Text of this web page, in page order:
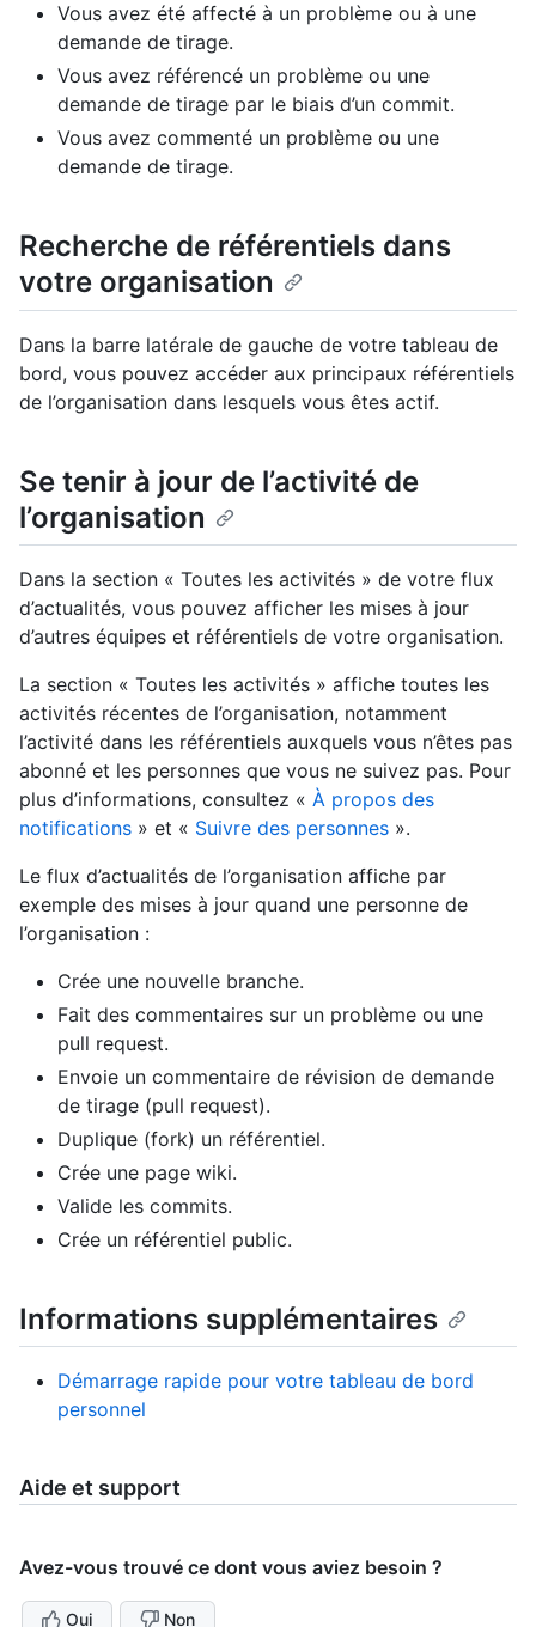
Vous avez été affecté à un problème ou à une
demande de tirage.
Vous avez référencé un problème ou une
demande de tirage par le biais d’un commit.
Vous avez commenté un problème ou une
demande de tirage.
Recherche de référentiels dans
votre organisation
Dans la barre latérale de gauche de votre tableau de
bord, vous pouvez accéder aux principaux référentiels
de l’organisation dans lesquels vous êtes actif.
Se tenir à jour de l’activité de
l’organisation
Dans la section « Toutes les activités » de votre flux
d’actualités, vous pouvez afficher les mises à jour
d’autres équipes et référentiels de votre organisation.
La section « Toutes les activités » affiche toutes les
activités récentes de l’organisation, notamment
l’activité dans les référentiels auxquels vous n’êtes pas
abonné et les personnes que vous ne suivez pas. Pour
plus d’informations, consultez « À propos des
notifications » et « Suivre des personnes ».
Le flux d’actualités de l’organisation affiche par
exemple des mises à jour quand une personne de
l’organisation :
Crée une nouvelle branche.
Fait des commentaires sur un problème ou une
pull request.
Envoie un commentaire de révision de demande
de tirage (pull request).
Duplique (fork) un référentiel.
Crée une page wiki.
Valide les commits.
Crée un référentiel public.
Informations supplémentaires
Démarrage rapide pour votre tableau de bord
personnel
Aide et support
Avez-vous trouvé ce dont vous aviez besoin ?
Oui Non